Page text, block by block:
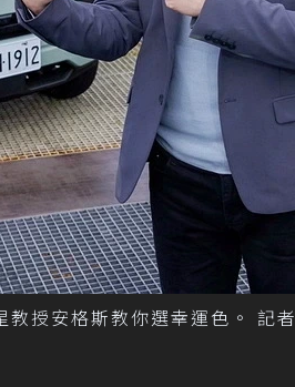
授安格斯教你選幸運色。 記